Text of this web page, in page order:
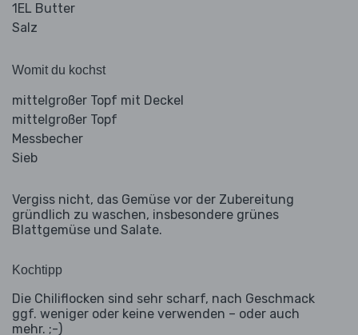
1EL Butter
Salz
Womit du kochst
mittelgroßer Topf mit Deckel
mittelgroßer Topf
Messbecher
Sieb
Vergiss nicht, das Gemüse vor der Zubereitung
gründlich zu waschen, insbesondere grünes
Blattgemüse und Salate.
Kochtipp
Die Chiliflocken sind sehr scharf, nach Geschmack
ggf. weniger oder keine verwenden – oder auch
mehr. ;-)